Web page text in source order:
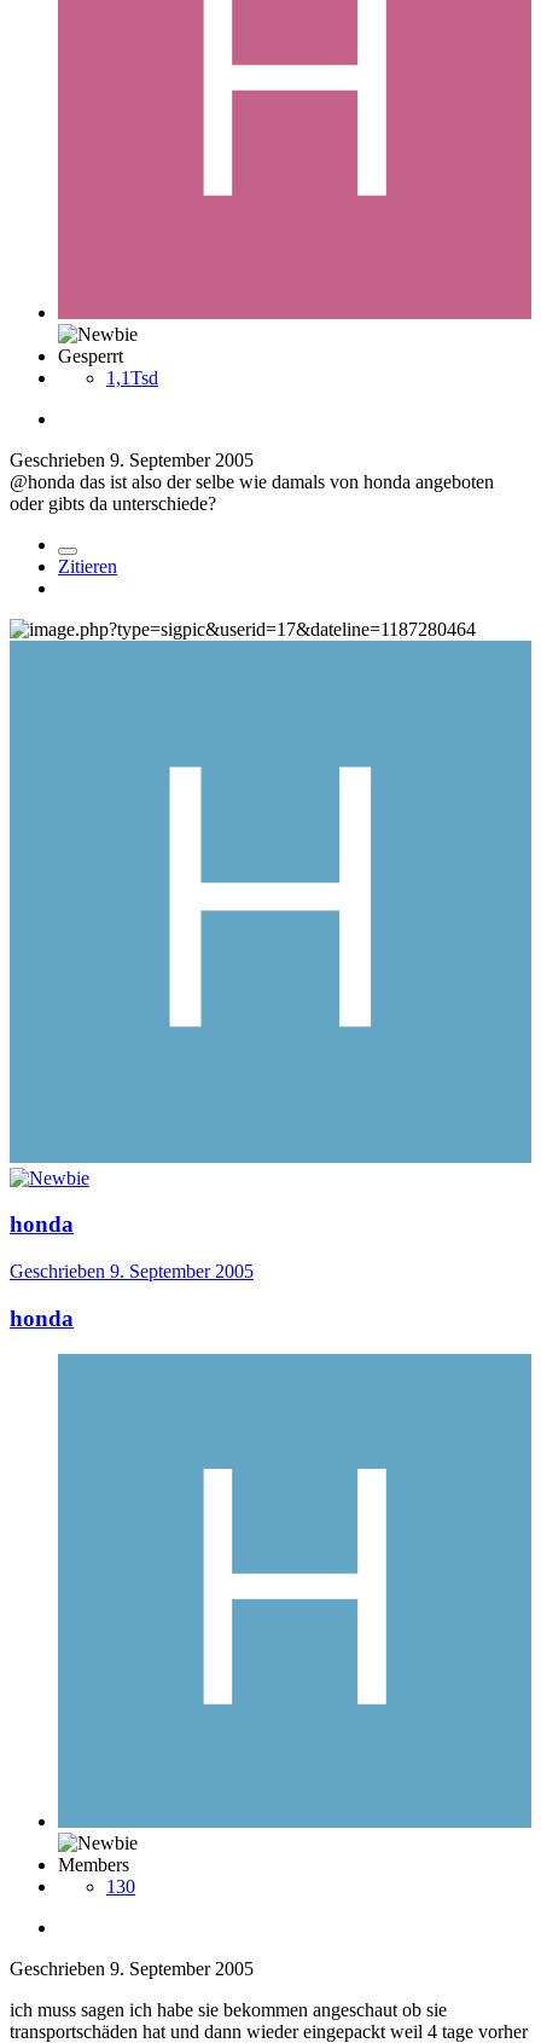
Gesperrt
1,1Tsd
Geschrieben 9. September 2005
@honda das ist also der selbe wie damals von honda angeboten
oder gibts da unterschiede?
Zitieren
honda
Geschrieben 9. September 2005
honda
Members
130
Geschrieben 9. September 2005
ich muss sagen ich habe sie bekommen angeschaut ob sie
transportschäden hat und dann wieder eingepackt weil 4 tage vorher